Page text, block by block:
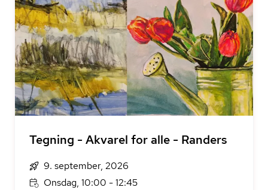
Tegning - Akvarel for alle - Randers
9. september, 2026
Onsdag, 10:00 - 12:45